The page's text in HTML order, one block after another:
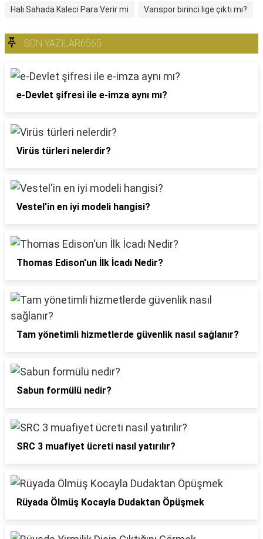
Halı Sahada Kaleci Para Verir mi Vanspor birinci lige çıktı mı?
SON YAZILAR6565
e-Devlet şifresi ile e-imza aynı mı?
Virüs türleri nelerdir?
Vestel'in en iyi modeli hangisi?
Thomas Edison'un İlk İcadı Nedir?
Tam yönetimli hizmetlerde güvenlik nasıl sağlanır?
Sabun formülü nedir?
SRC 3 muafiyet ücreti nasıl yatırılır?
Rüyada Ölmüş Kocayla Dudaktan Öpüşmek